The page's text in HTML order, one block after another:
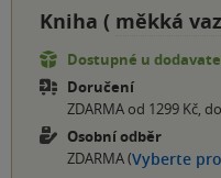
Kniha ( měkká
Dostupné u
Doručení
ZDARMA od 1299 Kč,
Osobní odběr
ZDARMA (Vyberte